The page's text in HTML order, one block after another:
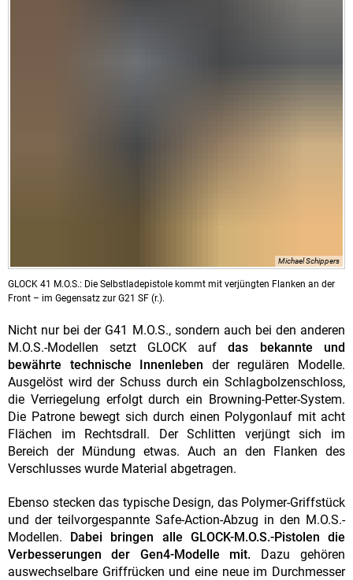
Michael Schippers
GLOCK 41 M.O.S.: Die Selbstladepistole kommt mit verjüngten Flanken an der
Front – im Gegensatz zur G21 SF (r.).
Nicht nur bei der G41 M.O.S., sondern auch bei den anderen
M.O.S.-Modellen setzt GLOCK auf das bekannte und
bewährte technische Innenleben der regulären Modelle.
Ausgelöst wird der Schuss durch ein Schlagbolzenschloss,
die Verriegelung erfolgt durch ein Browning-Petter-System.
Die Patrone bewegt sich durch einen Polygonlauf mit acht
Flächen im Rechtsdrall. Der Schlitten verjüngt sich im
Bereich der Mündung etwas. Auch an den Flanken des
Verschlusses wurde Material abgetragen.
Ebenso stecken das typische Design, das Polymer-Griffstück
und der teilvorgespannte Safe-Action-Abzug in den M.O.S.-
Modellen. Dabei bringen alle GLOCK-M.O.S.-Pistolen die
Verbesserungen der Gen4-Modelle mit. Dazu gehören
auswechselbare Griffrücken und eine neue im Durchmesser